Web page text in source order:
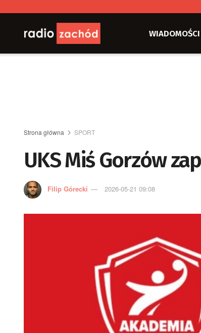
WIADOMOŚCI
Strona główna SPORT
UKS Miś Gorzów
Filip Górecki 2026-05-21 09:08